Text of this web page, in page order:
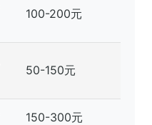
100-200元
50-150元
150-300元